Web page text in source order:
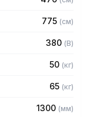
775 (см)
380 (В)
50 (кг)
65 (кг)
1300 (мм)